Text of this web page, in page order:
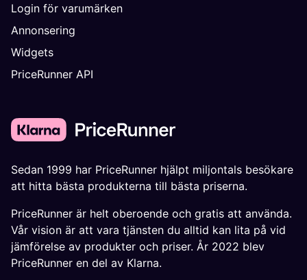
Login för varumärken
Annonsering
Widgets
PriceRunner API
Sedan 1999 har PriceRunner hjälpt miljontals besökare
att hitta bästa produkterna till bästa priserna.
PriceRunner är helt oberoende och gratis att använda.
Vår vision är att vara tjänsten du alltid kan lita på vid
jämförelse av produkter och priser. År 2022 blev
PriceRunner en del av Klarna.